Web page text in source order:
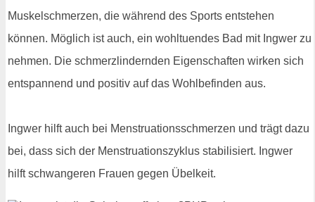
Muskelschmerzen, die während des Sports entstehen
können. Möglich ist auch, ein wohltuendes Bad mit Ingwer zu
nehmen. Die schmerzlindernden Eigenschaften wirken sich
entspannend und positiv auf das Wohlbefinden aus.
Ingwer hilft auch bei Menstruationsschmerzen und trägt dazu
bei, dass sich der Menstruationszyklus stabilisiert. Ingwer
hilft schwangeren Frauen gegen Übelkeit.